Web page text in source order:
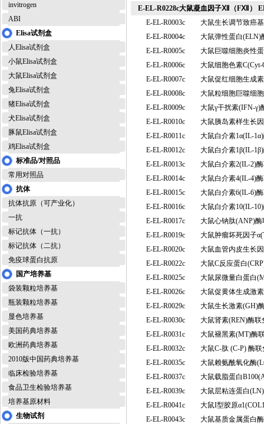
invitrogen
ABI
Elisa试剂盒
人Elisa试剂盒
小鼠Elisa试剂盒
大鼠Elisa试剂盒
兔Elisa试剂盒
猪Elisa试剂盒
犬Elisa试剂盒
豚鼠Elisa试剂盒
鸡Elisa试剂盒
标准品/对照品
常用对照品
抗体
抗体抗原（可产业化）
一抗
标记抗体（一抗）
标记抗体（二抗）
免疫球蛋白抗原
国产培养基
袋装颗粒培养基
瓶装颗粒培养基
显色培养基
美国药典培养基
欧洲药典培养基
2010版中国药典培养基
临床检验培养基
食品卫生检验培养基
培养基原材料
生物试剂
E-EL-R0228c大鼠凝血因子Ⅻ（FⅫ）
E-EL-R0003c
大鼠生长调节致癌
E-EL-R0004c
大鼠弹性蛋白
E-EL-R0005c
大鼠巨噬细胞炎性
E-EL-R0006c
大鼠细胞色素
E-EL-R0007c
大鼠促红细胞生成
E-EL-R0008c
大鼠粒细胞巨噬细
E-EL-R0009c
大鼠γ干扰素(IFN-γ)
E-EL-R0010c
大鼠胰岛素样生长
E-EL-R0011c
大鼠白介素1α(IL-
E-EL-R0012c
大鼠白介素1β(IL-
E-EL-R0013c
大鼠白介素2(IL-2)
E-EL-R0014c
大鼠白介素4(IL-4)
E-EL-R0015c
大鼠白介素6(IL-6)
E-EL-R0016c
大鼠白介素10(IL-
E-EL-R0017c
大鼠心钠肽(ANP)
E-EL-R0019c
大鼠肿瘤坏死因子
E-EL-R0020c
大鼠血管内皮生长
E-EL-R0022c
大鼠C反应蛋白
E-EL-R0025c
大鼠尿微量白蛋白
E-EL-R0026c
大鼠促黄体生成激
E-EL-R0029c
大鼠生长激素(GH)
E-EL-R0030c
大鼠肾素(REN)酶
E-EL-R0031c
大鼠褪黑素(MT)酶
E-EL-R0032c
大鼠C-肽 (C-P) 酶
E-EL-R0035c
大鼠赖氨酰氧化酶
E-EL-R0037c
大鼠载脂蛋白
E-EL-R0039c
大鼠层粘连蛋白
E-EL-R0041c
大鼠I型胶原
E-EL-R0043c
大鼠基质金属蛋白